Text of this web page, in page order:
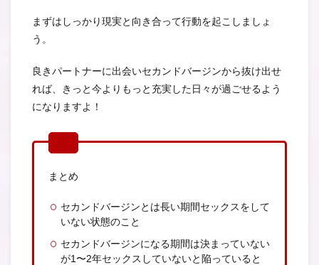
まずはしっかり現実と向き合って行動を起こしましょ
う。
良きパートナーに出会いセカンドバージンから抜け出せ
れば、きっと今よりもっと充実した日々が過ごせるよう
になりますよ！
まとめ
セカンドバージンとは長い期間セックスをして
いない状態のこと
セカンドバージンになる期間は決まっていない
が1〜2年セックスしていないと陥っていると